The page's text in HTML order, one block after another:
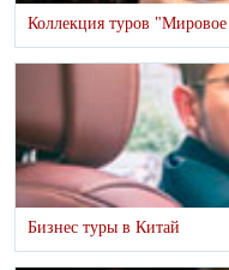
Коллекция туров
Бизнес туры в Китай